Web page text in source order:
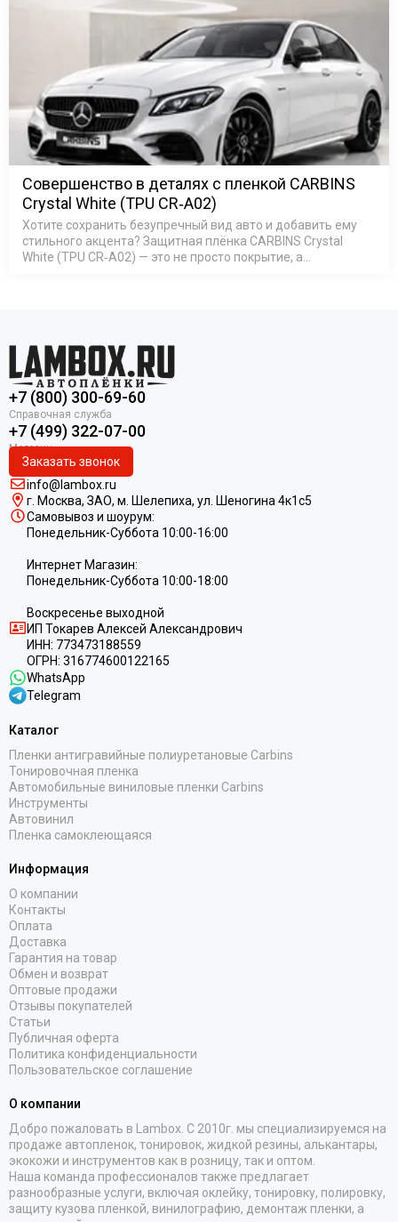
Совершенство в деталях с пленкой CARBINS
Crystal White (TPU CR‑A02)
Хотите сохранить безупречный вид авто и добавить ему
стильного акцента? Защитная плёнка CARBINS Crystal
White (TPU CR‑A02) — это не просто покрытие, а
+7 (800) 300-69-60
+7 (499) 322-07-00
Заказать звонок
info@lambox.ru
г. Москва, ЗАО, м. Шелепиха, ул. Шеногина 4к1c5
Самовывоз и шоурум:
Понедельник-Суббота 10:00-16:00
Интернет Магазин:
Понедельник-Суббота 10:00-18:00
Воскресенье выходной
ИП Токарев Алексей Александрович
ИНН: 773473188559
ОГРН: 316774600122165
WhatsApp
Telegram
Каталог
Пленки антигравийные полиуретановые Carbins
Тонировочная пленка
Автомобильные виниловые пленки Carbins
Инструменты
Автовинил
Пленка самоклеющаяся
Информация
О компании
Контакты
Оплата
Доставка
Гарантия на товар
Обмен и возврат
Оптовые продажи
Отзывы покупателей
Статьи
Публичная оферта
Политика конфиденциальности
Пользовательское соглашение
О компании
Добро пожаловать в Lambox. С 2010г. мы специализируемся на
продаже автопленок, тонировок, жидкой резины, алькантары,
экокожи и инструментов как в розницу, так и оптом.
Наша команда профессионалов также предлагает
разнообразные услуги, включая оклейку, тонировку, полировку,
защиту кузова пленкой, винилографию, демонтаж пленки, а